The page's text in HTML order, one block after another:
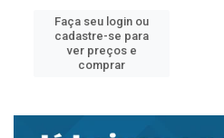
Faça seu login ou
cadastre-se para
ver preços e
comprar